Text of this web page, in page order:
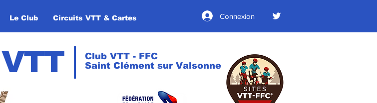
Le Club Circuits VTT & Cartes Connexion
Club VTT - FFC
Saint Clément sur Valsonne